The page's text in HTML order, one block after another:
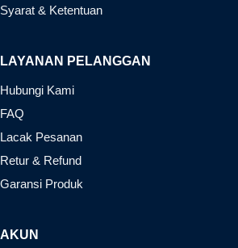
Syarat & Ketentuan
LAYANAN PELANGGAN
Hubungi Kami
FAQ
Lacak Pesanan
Retur & Refund
Garansi Produk
AKUN